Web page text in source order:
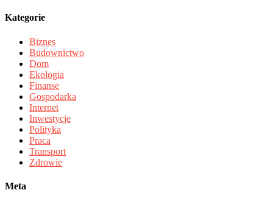
Kategorie
Biznes
Budownictwo
Dom
Ekologia
Finanse
Gospodarka
Internet
Inwestycje
Polityka
Praca
Transport
Zdrowie
Meta